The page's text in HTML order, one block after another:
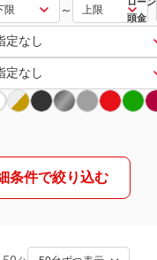
～
頭金
条件で絞り込む